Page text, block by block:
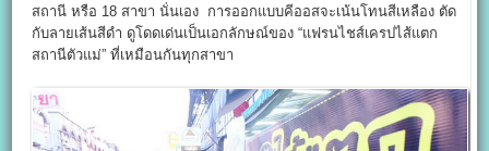
สถานี หรือ 18 สาขา นั่นเอง การออกแบบคีออสจะเน้นโทนสีเหลือง ตัด
กับลายเส้นสีดำ ดูโดดเด่นเป็นเอกลักษณ์ของ “แฟรนไชส์เครปไส้แตก
สถานีตัวแม่” ที่เหมือนกันทุกสาขา